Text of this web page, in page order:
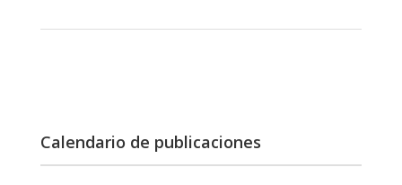
Calendario de publicaciones